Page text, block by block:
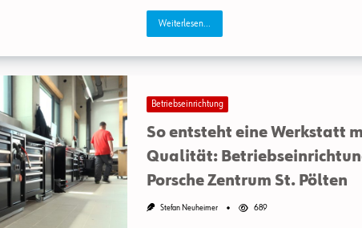
Weiterlesen...
Betriebseinrichtung
So entsteht eine Werkstatt
Qualität:
Porsche Zentrum St. Pölten
Stefan Neuheimer 689